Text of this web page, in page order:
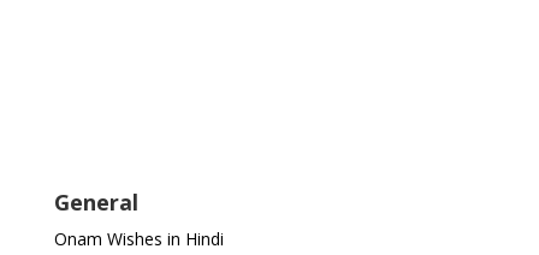
General
Onam Wishes in Hindi